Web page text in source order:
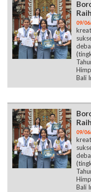
09/
Bali
09/
Bali